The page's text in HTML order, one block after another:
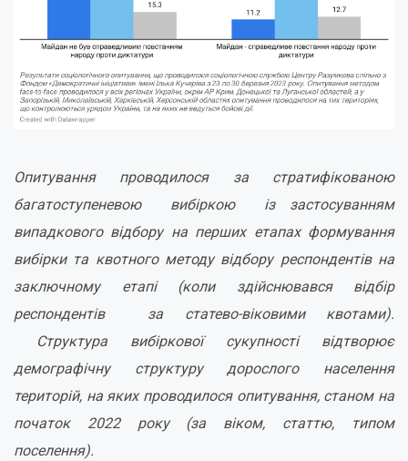
Опитування проводилося за стратифікованою
багатоступеневою вибіркою із застосуванням
випадкового відбору на перших етапах формування
вибірки та квотного методу відбору респондентів на
заключному етапі (коли здійснювався відбір
респондентів за статево-віковими квотами).
Структура вибіркової сукупності відтворює
демографічну структуру дорослого населення
територій, на яких проводилося опитування, станом на
початок 2022 року (за віком, статтю, типом
поселення).